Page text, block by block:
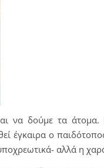
να δούμε τα άτομα.
έγκαιρα ο
αλλά η